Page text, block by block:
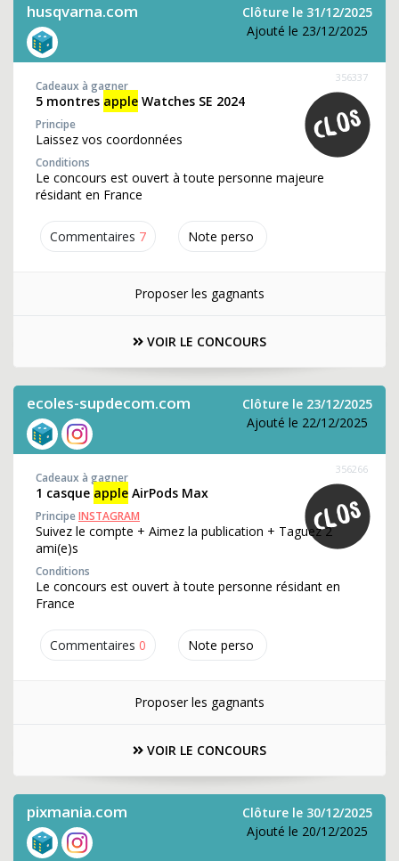
husqvarna.com
Clôture le 31/12/2025
Ajouté le 23/12/2025
Commentaires 7 Note perso
356337
Cadeaux à gagner
5 montres apple Watches SE 2024
Principe
Laissez vos coordonnées
Conditions
Le concours est ouvert à toute personne majeure
résidant en France
Proposer les gagnants
VOIR LE CONCOURS
ecoles-supdecom.com
Clôture le 23/12/2025
Ajouté le 22/12/2025
Commentaires 0 Note perso
356266
Cadeaux à gagner
1 casque apple AirPods Max
PrincipeINSTAGRAM
Suivez le compte + Aimez la publication + Taguez 2
ami(e)s
Conditions
Le concours est ouvert à toute personne résidant en
France
Proposer les gagnants
VOIR LE CONCOURS
pixmania.com
Clôture le 30/12/2025
Ajouté le 20/12/2025